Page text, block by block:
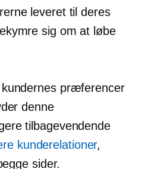
leveret til deres
sig om at løbe
præferencer
denne
tilbagevendende
kunderelationer,
sider.